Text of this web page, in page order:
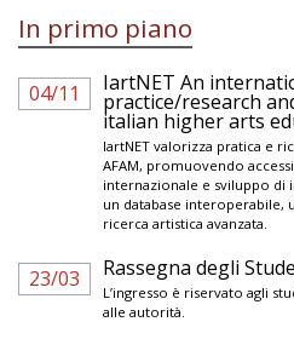
In primo piano
04/11 IartNET An
practice/research
italian higher arts
IartNET valorizza pratica e
AFAM, promuovendo
internazionale e sviluppo di
un database interoperabile,
ricerca artistica avanzata.
23/03 Rassegna degli
L’ingresso è riservato agli
alle autorità.